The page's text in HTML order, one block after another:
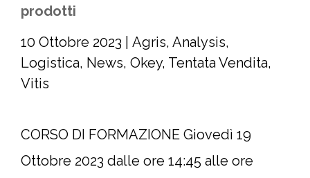
prodotti
10 Ottobre 2023
Agris, Analysis,
Logistica, News, Okey, Tentata Vendita,
Vitis
CORSO DI FORMAZIONE Giovedì 19
Ottobre 2023 dalle ore 14:45 alle ore